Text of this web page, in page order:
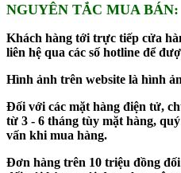
NGUYÊN TẮC MUA BÁN:
Khách hàng tới trực tiếp cửa
liên hệ qua các số hotline để
Hình ảnh trên website là hình
Đối với các mặt hàng điện tử,
từ 3 - 6 tháng tùy mặt hàng,
vấn khi mua hàng.
Đơn hàng trên 10 triệu đồng